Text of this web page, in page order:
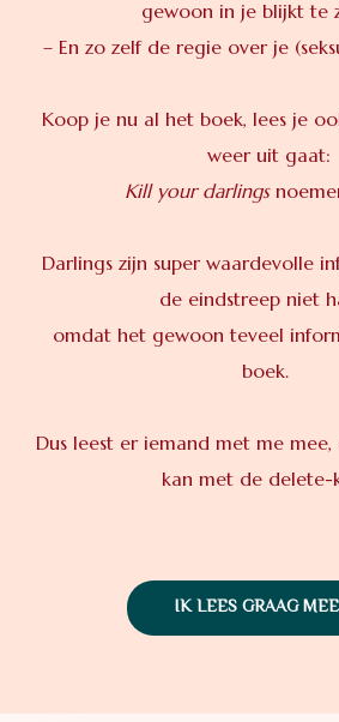
gewoon in je blijkt te
– En zo zelf de regie over je
Koop je nu al het boek, lees je
weer uit gaat:
Kill your darlings
Darlings zijn super waardevolle
de eindstreep niet
omdat het gewoon teveel
boek.
Dus leest er iemand met me
kan met de delete-
IK LEES GRAAG